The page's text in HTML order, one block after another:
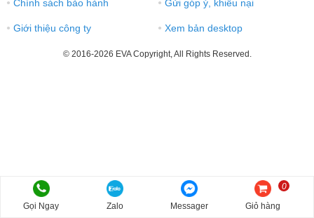
● Chính sách bảo hành ● Gửi góp ý, khiếu nại
● Giới thiệu công ty ● Xem bản desktop
© 2016-2026 EVA Copyright, All Rights Reserved.
Gọi Ngay Zalo Messager Giỏ hàng
0